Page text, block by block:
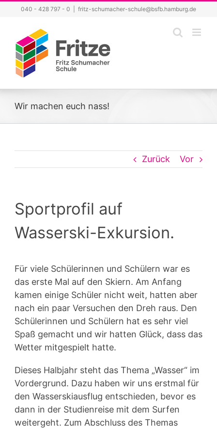
springen
040 - 428 797 - 0 fritz-schumacher-schule@bsfb.hamburg.de
Wir machen euch nass!
Zurück Vor
Sportprofil auf
Wasserski-Exkursion.
Für viele Schülerinnen und Schülern war es
das erste Mal auf den Skiern. Am Anfang
kamen einige Schüler nicht weit, hatten aber
nach ein paar Versuchen den Dreh raus. Den
Schülerinnen und Schülern hat es sehr viel
Spaß gemacht und wir hatten Glück, dass das
Wetter mitgespielt hatte.
Dieses Halbjahr steht das Thema „Wasser“ im
Vordergrund. Dazu haben wir uns erstmal für
den Wasserskiausflug entschieden, bevor es
dann in der Studienreise mit dem Surfen
weitergeht. Zum Abschluss des Themas